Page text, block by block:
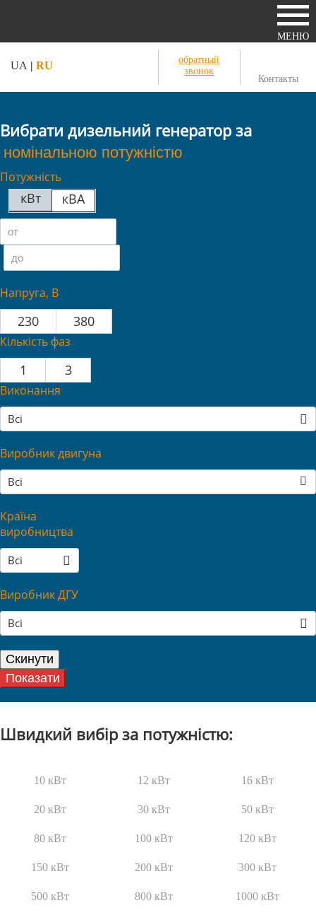
МЕНЮ
UA | RU
обратный
звонок
Контакты
Вибрати дизельний генератор за
Потужність
кВт кВА
Напруга, В
230 380
Кількість фаз
1 3
Виконання
Всі
Виробник двигуна
Всі
Країна
виробництва
Всі
Виробник ДГУ
Всі
Швидкий вибір за потужністю:
10 кВт 12 кВт 16 кВт
20 кВт 30 кВт 50 кВт
80 кВт 100 кВт 120 кВт
150 кВт 200 кВт 300 кВт
500 кВт 800 кВт 1000 кВт